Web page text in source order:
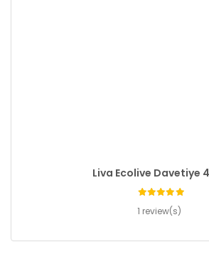
Liva Ecolive Davetiye
1 review(s)